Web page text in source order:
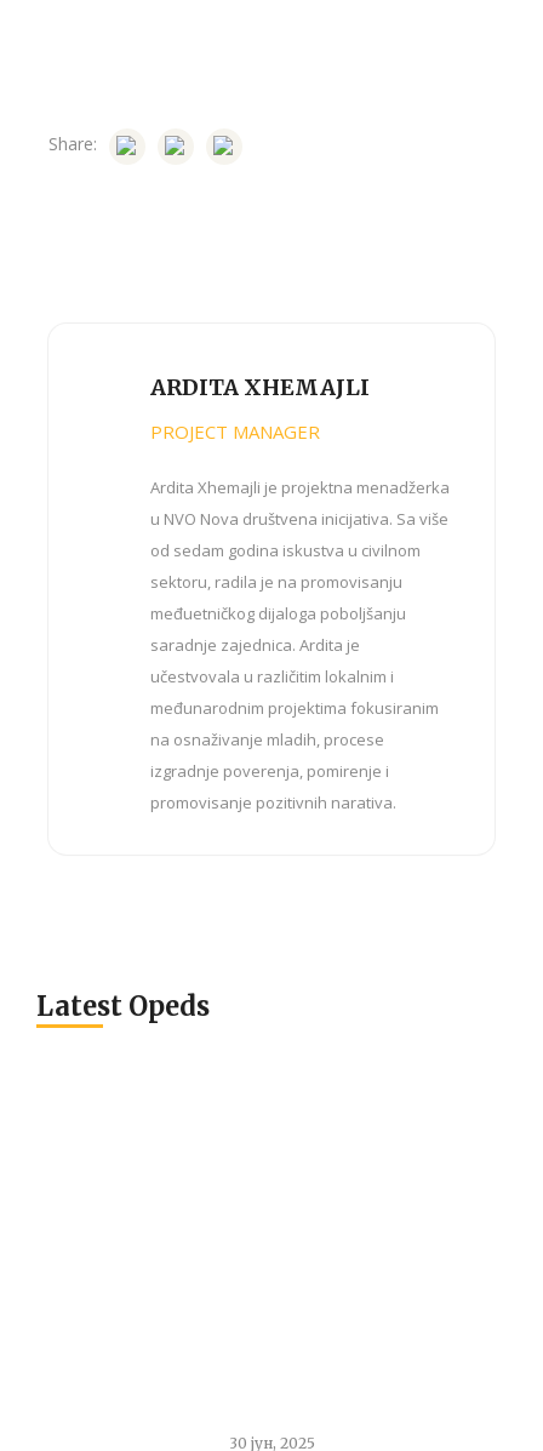
Share:
ARDITA XHEMAJLI
PROJECT MANAGER
Ardita Xhemajli je projektna menadžerka
u NVO Nova društvena inicijativa. Sa više
od sedam godina iskustva u civilnom
sektoru, radila je na promovisanju
međuetničkog dijaloga poboljšanju
saradnje zajednica. Ardita je
učestvovala u različitim lokalnim i
međunarodnim projektima fokusiranim
na osnaživanje mladih, procese
izgradnje poverenja, pomirenje i
promovisanje pozitivnih narativa.
Latest Opeds
30 јун, 2025